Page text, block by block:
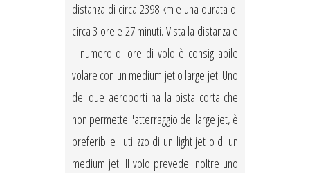
distanza di circa 2398 km e una durata di
circa 3 ore e 27 minuti. Vista la distanza e
il numero di ore di volo è consigliabile
volare con un medium jet o large jet. Uno
dei due aeroporti ha la pista corta che
non permette l'atterraggio dei large jet, è
preferibile l'utilizzo di un light jet o di un
medium jet. Il volo prevede inoltre uno